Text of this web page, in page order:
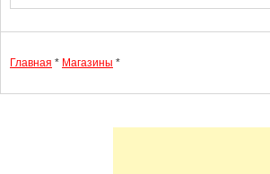
Главная * Магазины *